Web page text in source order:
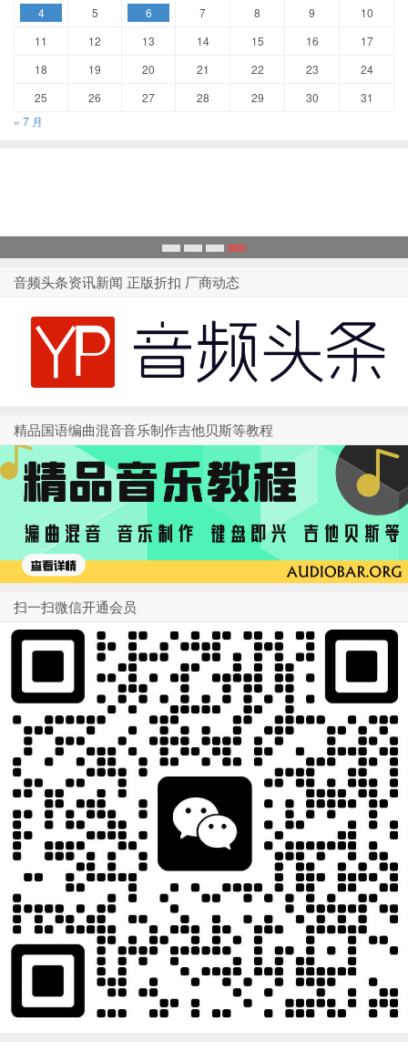
4
5 6 7 8 9
10
11
12 13 14 15 16
17
18
19 20 21 22 23
24
25
26 27 28 29 30
31
« 7 月
音频头条资讯新闻 正版折扣 厂商动态
精品国语编曲混音音乐制作吉他贝斯等教程
扫一扫微信开通会员